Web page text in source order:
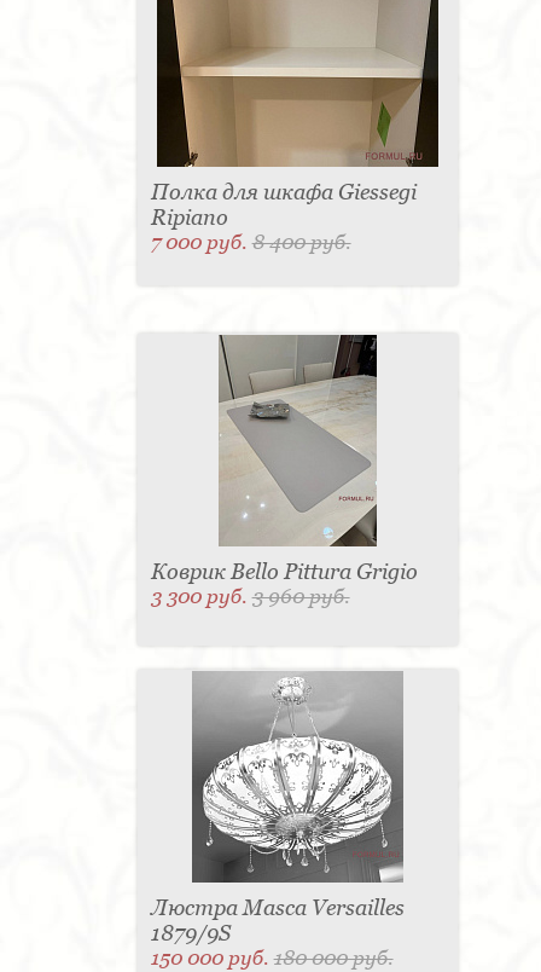
Полка для шкафа Giessegi
Ripiano
7 000 руб.8 400 руб.
Коврик Bello Pittura Grigio
3 300 руб.3 960 руб.
Люстра Masca Versailles
1879/9S
150 000 руб.180 000 руб.